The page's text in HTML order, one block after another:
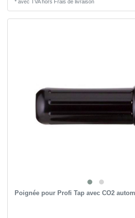
* avec TVAhors Frais de livraison
Poignée pour Profi Tap avec CO2